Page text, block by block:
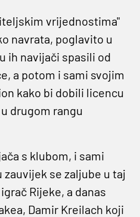
vrijednostima"
navrata, poglavito u
ih navijači spasili od
a potom i sami svojim
kako bi dobili licencu
drugom rangu
s klubom, i sami
se zaljube u taj
Rijeke, a danas
Damir Kreilach koji